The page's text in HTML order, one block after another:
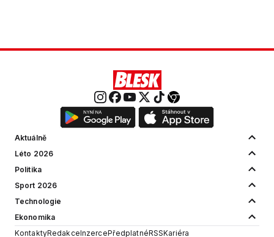
Aktuálně
Léto 2026
Politika
Sport 2026
Technologie
Ekonomika
KontaktyRedakceInzercePředplatnéRSSKariéra